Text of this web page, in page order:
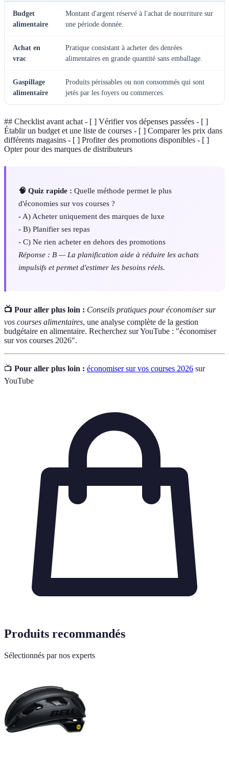
Budget
alimentaire
Montant d'argent réservé à l'achat de nourriture sur
une période donnée.
Achat en
vrac
Pratique consistant à acheter des denrées
alimentaires en grande quantité sans emballage.
Gaspillage
alimentaire
Produits périssables ou non consommés qui sont
jetés par les foyers ou commerces.
## Checklist avant achat - [ ] Vérifier vos dépenses passées - [ ]
Établir un budget et une liste de courses - [ ] Comparer les prix dans
différents magasins - [ ] Profiter des promotions disponibles - [ ]
Opter pour des marques de distributeurs
🧠 Quiz rapide : Quelle méthode permet le plus
d'économies sur vos courses ?
- A) Acheter uniquement des marques de luxe
- B) Planifier ses repas
- C) Ne rien acheter en dehors des promotions
Réponse : B — La planification aide à réduire les achats
impulsifs et permet d'estimer les besoins réels.
📺 Pour aller plus loin : Conseils pratiques pour économiser sur
vos courses alimentaires, une analyse complète de la gestion
budgétaire en alimentaire. Recherchez sur YouTube : "économiser
sur vos courses 2026".
📺 Pour aller plus loin : économiser sur vos courses 2026 sur
YouTube
Produits recommandés
Sélectionnés par nos experts